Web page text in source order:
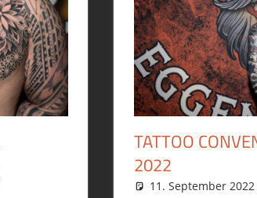
TATTOO
2022
11. September 2022